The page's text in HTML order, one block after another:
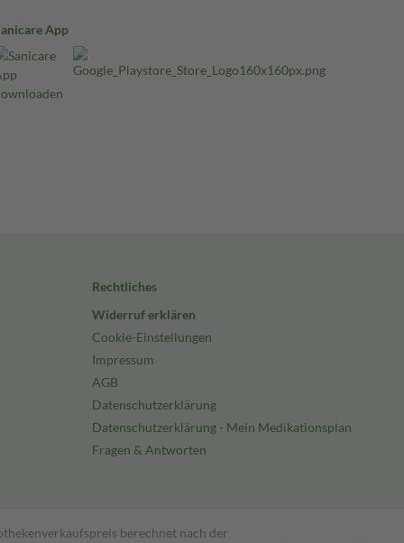
App
Rechtliches
Widerruf erklären
Cookie-Einstellungen
Impressum
AGB
Datenschutzerklärung
Datenschutzerklärung - Mein Medikationsplan
Fragen & Antworten
berechnet nach der